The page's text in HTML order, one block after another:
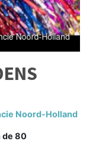
Noord-Holland
de 80